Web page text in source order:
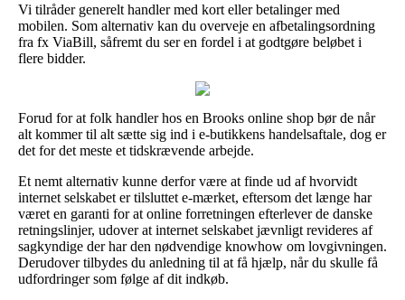
Vi tilråder generelt handler med kort eller betalinger med
mobilen. Som alternativ kan du overveje en afbetalingsordning
fra fx ViaBill, såfremt du ser en fordel i at godtgøre beløbet i
flere bidder.
Forud for at folk handler hos en Brooks online shop bør de når
alt kommer til alt sætte sig ind i e-butikkens handelsaftale, dog er
det for det meste et tidskrævende arbejde.
Et nemt alternativ kunne derfor være at finde ud af hvorvidt
internet selskabet er tilsluttet e-mærket, eftersom det længe har
været en garanti for at online forretningen efterlever de danske
retningslinjer, udover at internet selskabet jævnligt revideres af
sagkyndige der har den nødvendige knowhow om lovgivningen.
Derudover tilbydes du anledning til at få hjælp, når du skulle få
udfordringer som følge af dit indkøb.